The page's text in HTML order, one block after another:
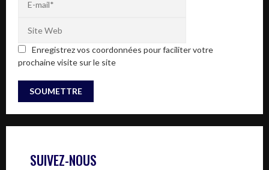
Enregistrez vos coordonnées pour faciliter votre
prochaine visite sur le site
SUIVEZ-NOUS